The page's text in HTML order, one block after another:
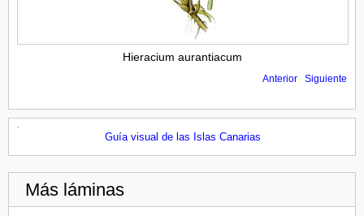
Hieracium aurantiacum
Anterior Siguiente
Guía visual de las Islas Canarias
Más láminas